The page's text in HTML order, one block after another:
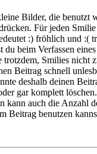
Bilder, die benutzt
Für jeden
:) fröhlich und :(
du beim Verfassen
trotzdem, Smilies nicht
Beitrag schnell
deshalb deinen
gar komplett
kann auch die Anzahl
Beitrag benutzen